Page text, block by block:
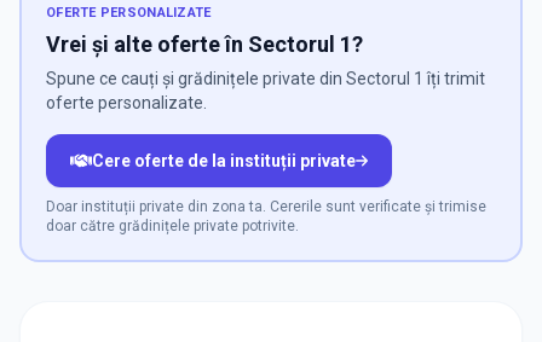
OFERTE PERSONALIZATE
Vrei și alte oferte în Sectorul 1?
Spune ce cauți și grădinițele private din Sectorul 1 îți trimit
oferte personalizate.
Cere oferte de la instituții private
Doar instituții private din zona ta. Cererile sunt verificate și trimise
doar către grădinițele private potrivite.